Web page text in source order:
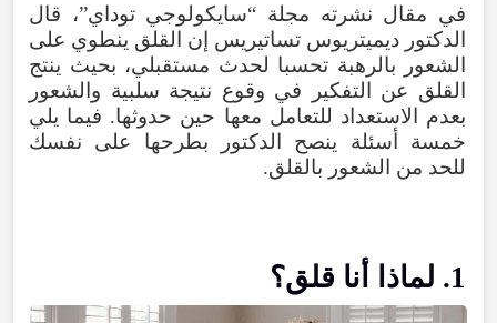
في مقال نشرته مجلة “سايكولوجي توداي”، قال
الدكتور ديميتريوس تساتيريس إن القلق ينطوي على
الشعور بالرهبة تحسبا لحدث مستقبلي، بحيث ينتج
القلق عن التفكير في وقوع نتيجة سلبية والشعور
بعدم الاستعداد للتعامل معها حين حدوثها. فيما يلي
خمسة أسئلة ينصح الدكتور بطرحها على نفسك
للحد من الشعور بالقلق.
1. لماذا أنا قلق؟